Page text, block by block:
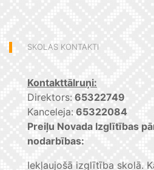
SKOLAS KONTAKTI
Kontakttālruņi:
Direktors: 65322749
Kanceleja: 65322084
Preiļu Novada Izglītības
nodarbības:
Iekļaujošā izglītība skolā.